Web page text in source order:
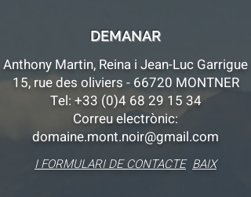
DEMANAR
Anthony Martin, Reina i Jean-Luc Garrigue
15, rue des oliviers - 66720 MONTNER
Tel: +33 (0)4 68 29 15 34
Correu electrònic:
domaine.mont.noir@gmail.com
I FORMULARI DE CONTACTE BAIX